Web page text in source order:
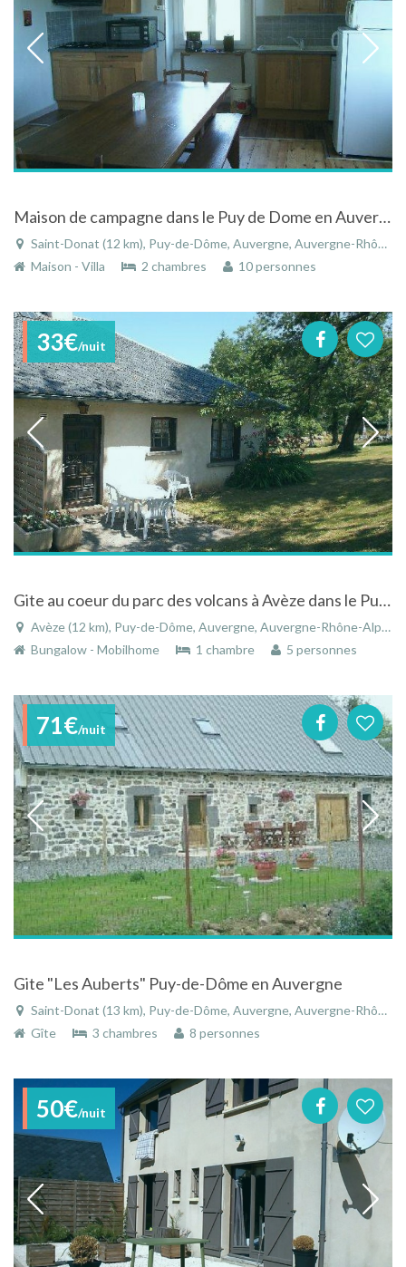
Maison de campagne dans le Puy de Dome en Auvergne
Saint-Donat (12 km), Puy-de-Dôme, Auvergne, Auvergne-Rhône-Alpes, France
Maison - Villa
2 chambres 10 personnes
33€/nuit
Gite au coeur du parc des volcans à Avèze dans le Puy-de-Dôme en Auvergne
Avèze (12 km), Puy-de-Dôme, Auvergne, Auvergne-Rhône-Alpes, France
Bungalow - Mobilhome
1 chambre 5 personnes
71€/nuit
Gite "Les Auberts" Puy-de-Dôme en Auvergne
Saint-Donat (13 km), Puy-de-Dôme, Auvergne, Auvergne-Rhône-Alpes, France
Gîte
3 chambres 8 personnes
50€/nuit